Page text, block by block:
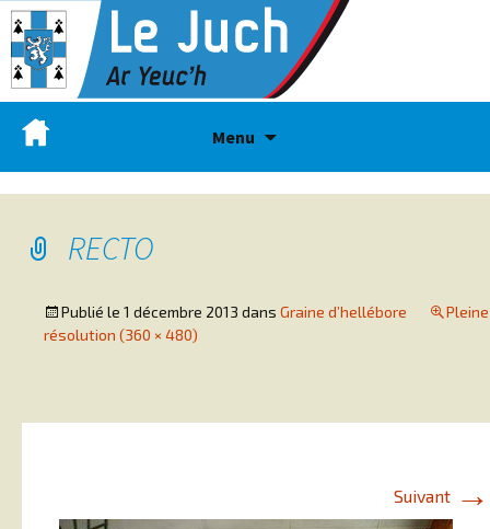
Menu
RECTO
Publié le 1 décembre 2013 dans Graine d’hellébore
Pleine
résolution (360 × 480)
Suivant →